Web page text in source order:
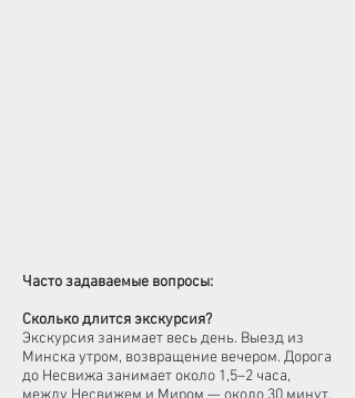
Часто задаваемые вопросы:
Сколько длится экскурсия?
Экскурсия занимает весь день. Выезд из
Минска утром, возвращение вечером. Дорога
до Несвижа занимает около 1,5–2 часа,